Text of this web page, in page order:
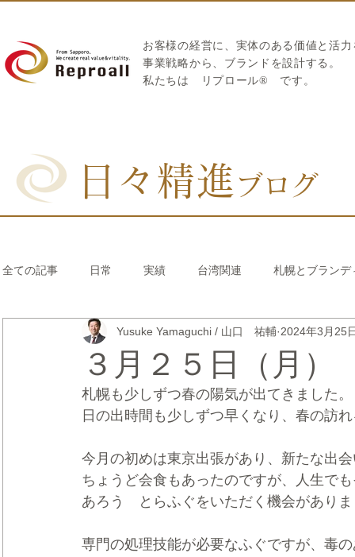
お客様の経営に、実体のある価値と活
​事業戦略から、ブランドを設計する。
私たちは
リプロール® です。
日々精進 ブログ
全ての記事 日常 実績 台湾関連 札幌とブランデ
リブランディング® さとうきび繊維のストロー 中国
CRMブランディング® デジタルマーケティングブランデ
３月２５日（月
Yusuke Yamaguchi / 山口 祐輔 2024年3月25
札幌も少しずつ春の陽気が出てきました。
日の出時間も少しずつ早くなり、春の訪
今月の初めは東京出張があり、新たな出
ちょうど会食もあったのですが、人生で
あろう　とらふぐをいただく機会があり
専門の処理技能が必要なふぐですが、毒